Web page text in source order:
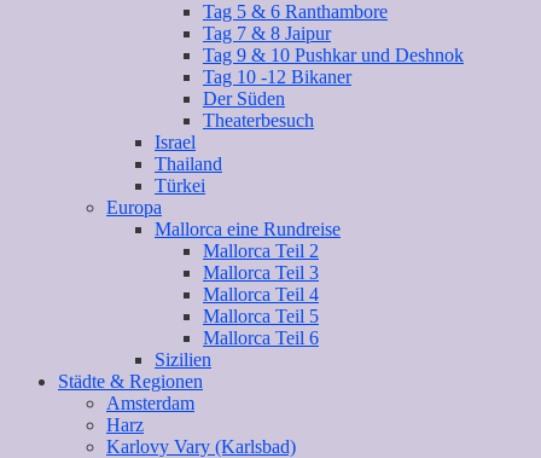
Tag 5 & 6 Ranthambore
Tag 7 & 8 Jaipur
Tag 9 & 10 Pushkar und Deshnok
Tag 10 -12 Bikaner
Der Süden
Theaterbesuch
Israel
Thailand
Türkei
Europa
Mallorca eine Rundreise
Mallorca Teil 2
Mallorca Teil 3
Mallorca Teil 4
Mallorca Teil 5
Mallorca Teil 6
Sizilien
Städte & Regionen
Amsterdam
Harz
Karlovy Vary (Karlsbad)